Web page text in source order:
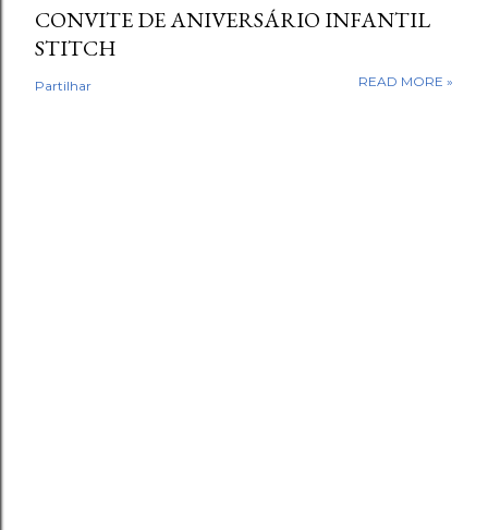
CONVITE DE ANIVERSÁRIO INFANTIL
STITCH
Partilhar READ MORE »